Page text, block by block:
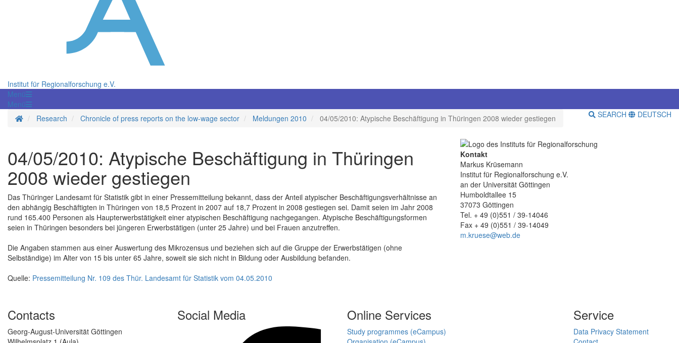
Institut für Regionalforschung e.V.
Menü
Menü
Homepage
Research Chronicle of press reports on the low-wage sector Meldungen 2010 04/05/2010: Atypische Beschäftigung in Thüringen 2008 wieder gestiegen SEARCH DEUTSCH
04/05/2010: Atypische Beschäftigung in Thüringen
2008 wieder gestiegen
Das Thüringer Landesamt für Statistik gibt in einer Pressemitteilung bekannt, dass der Anteil atypischer Beschäftigungsverhältnisse an
den abhängig Beschäftigten in Thüringen von 18,5 Prozent in 2007 auf 18,7 Prozent in 2008 gestiegen sei. Damit seien im Jahr 2008
rund 165.400 Personen als Haupterwerbstätigkeit einer atypischen Beschäftigung nachgegangen. Atypische Beschäftigungsformen
seien in Thüringen besonders bei jüngeren Erwerbstätigen (unter 25 Jahre) und bei Frauen anzutreffen.
Die Angaben stammen aus einer Auswertung des Mikrozensus und beziehen sich auf die Gruppe der Erwerbstätigen (ohne
Selbständige) im Alter von 15 bis unter 65 Jahre, soweit sie sich nicht in Bildung oder Ausbildung befanden.
Quelle: Pressemitteilung Nr. 109 des Thür. Landesamt für Statistik vom 04.05.2010
Kontakt
Markus Krüsemann
Institut für Regionalforschung e.V.
an der Universität Göttingen
Humboldtallee 15
37073 Göttingen
Tel. + 49 (0)551 / 39-14046
Fax + 49 (0)551 / 39-14049
m.kruese@web.de
Contacts
Georg-August-Universität Göttingen
Social Media Online Services
Study programmes (eCampus)
Service
Data Privacy Statement